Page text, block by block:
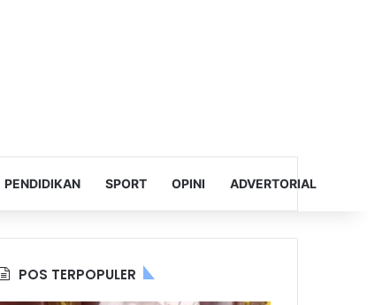
PENDIDIKAN SPORT OPINI ADVERTORIAL
POS TERPOPULER